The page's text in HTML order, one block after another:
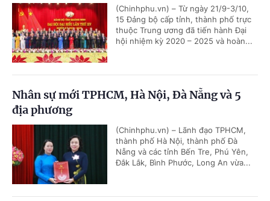
(Chinhphu.vn) – Từ ngày 21/9-3/10,
15 Đảng bộ cấp tỉnh, thành phố trực
thuộc Trung ương đã tiến hành Đại
hội nhiệm kỳ 2020 – 2025 và hoàn...
Nhân sự mới TPHCM, Hà Nội, Đà Nẵng và 5
địa phương
(Chinhphu.vn) – Lãnh đạo TPHCM,
thành phố Hà Nội, thành phố Đà
Nẵng và các tỉnh Bến Tre, Phú Yên,
Đắk Lắk, Bình Phước, Long An vừa...